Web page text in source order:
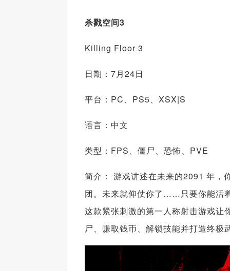
杀戮空间3
Killing Floor 3
日期：7月24日
平台：PC、PS5、XSX|S
语言：中文
类型：FPS、僵尸、恐怖、PVE
简介： 游戏讲述在未来的2091 年，
团。未来就仰仗你了……只要你能活
这款紧张刺激的第一人称射击游戏让
尸、赚取钱币、解锁技能并打造终极